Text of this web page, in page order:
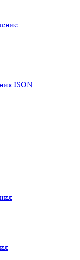
ISON